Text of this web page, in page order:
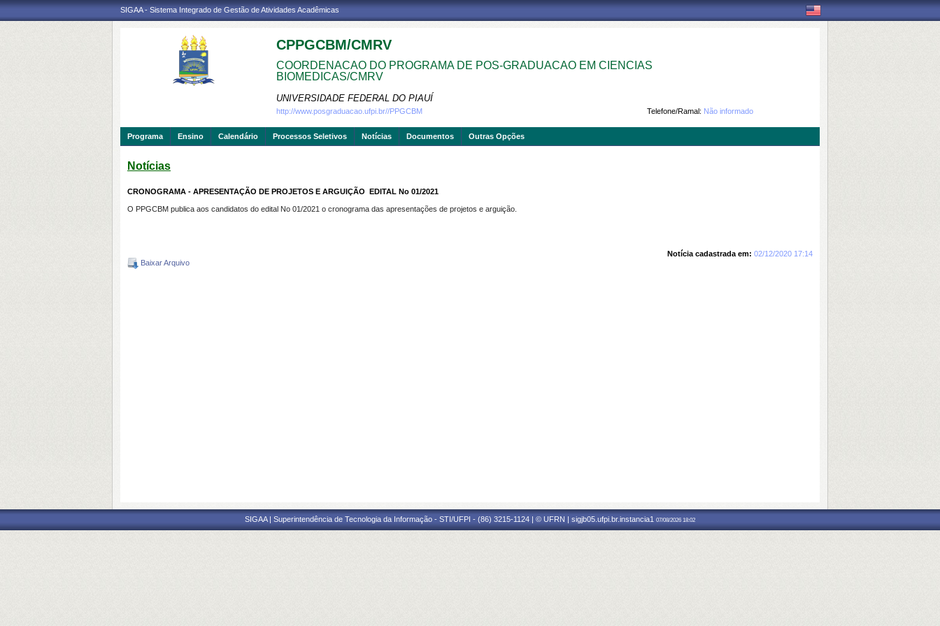
SIGAA - Sistema Integrado de Gestão de Atividades Acadêmicas
CPPGCBM/CMRV
COORDENACAO DO PROGRAMA DE POS-GRADUACAO EM CIENCIAS
BIOMEDICAS/CMRV
UNIVERSIDADE FEDERAL DO PIAUÍ
Telefone/Ramal: Não informado
http://www.posgraduacao.ufpi.br//PPGCBM
Programa Ensino Calendário Processos Seletivos Notícias Documentos Outras Opções
Notícias
CRONOGRAMA - APRESENTAÇÃO DE PROJETOS E ARGUIÇÃO  EDITAL No 01/2021
O PPGCBM publica aos candidatos do edital No 01/2021 o cronograma das apresentações de projetos e arguição.
Notícia cadastrada em: 02/12/2020 17:14
Baixar Arquivo
SIGAA | Superintendência de Tecnologia da Informação - STI/UFPI - (86) 3215-1124 | © UFRN | sigjb05.ufpi.br.instancia1 07/08/2026 18:02